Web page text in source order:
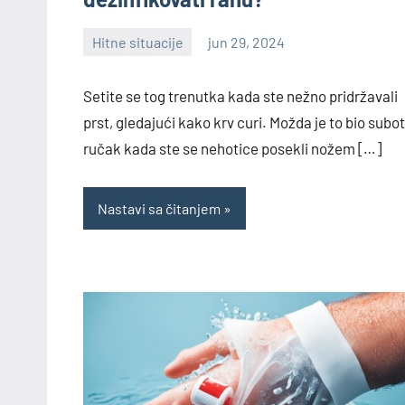
Hitne situacije jun 29, 2024
Setite se tog trenutka kada ste nežno pridržavali
prst, gledajući kako krv curi. Možda je to bio
ručak kada ste se nehotice posekli nožem […]
Nastavi sa čitanjem